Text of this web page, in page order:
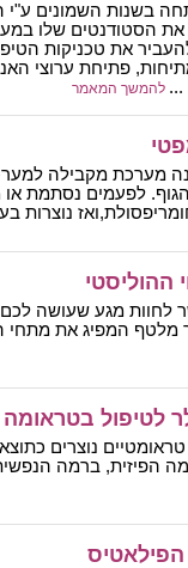
בשנות השמונים ע"י
את הסטודנטים שלו
את טכניקות
פתיחת ערוצי
להמשך המאמר
מערכת מקבילה
לפעמים נסתמת או
נוצרות
ההוליסטי
לחוות מגע שעושה
מלטף המפיג את מתחי
לטיפול בטראומה
נוצרים
הפיזית, ברמה